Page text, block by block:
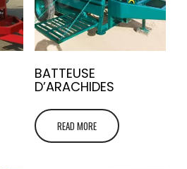
BATTEUSE
D’ARACHIDES
READ MORE